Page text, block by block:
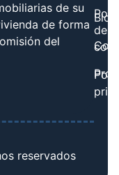
de su
de forma
del
Blog
de
reservados